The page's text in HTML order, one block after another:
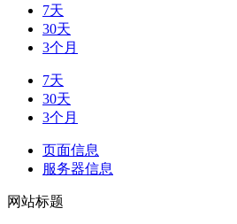
7天
30天
3个月
7天
30天
3个月
页面信息
服务器信息
网站标题